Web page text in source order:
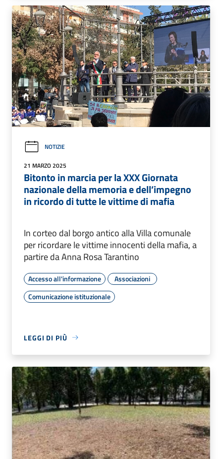
NOTIZIE
21 MARZO 2025
Bitonto in marcia per la XXX Giornata
nazionale della memoria e dell’impegno
in ricordo di tutte le vittime di mafia
In corteo dal borgo antico alla Villa comunale
per ricordare le vittime innocenti della mafia, a
partire da Anna Rosa Tarantino
Accesso all'informazione
Associazioni
Comunicazione istituzionale
LEGGI DI PIÙ